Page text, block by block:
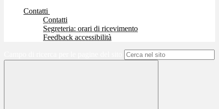
Contatti
Contatti
Segreteria: orari di ricevimento
Feedback accessibilità